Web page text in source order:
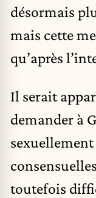
désormais
mais cette
qu’après
Il serait
demander à
toutefois